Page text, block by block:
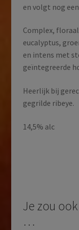
en volgt nog
Complex,
eucalyptus,
en intens met
geïntegreerde
Heerlijk bij
gegrilde ribeye.
14,5% alc
Je zou
…